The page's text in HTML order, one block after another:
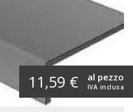
11,59 € IVA inclusa
al pezzo